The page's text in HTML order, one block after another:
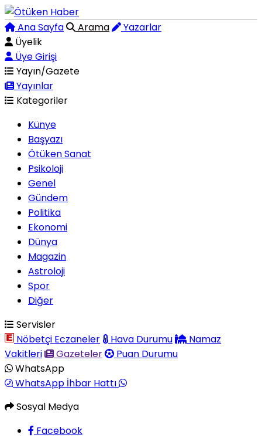
Ana Sayfa Arama
Yazarlar
Üyelik
Üye Girişi
Yayın/Gazete
Yayınlar
Kategoriler
Künye
Başyazı
Ötüken Sanat
Psikoloji
Genel
Gündem
Politika
Ekonomi
Dünya
Magazin
Astroloji
Spor
Diğer
Servisler
Nöbetçi Eczaneler
Hava Durumu
Namaz
Vakitleri
Gazeteler
Puan Durumu
WhatsApp
WhatsApp İhbar Hattı
Sosyal Medya
Facebook